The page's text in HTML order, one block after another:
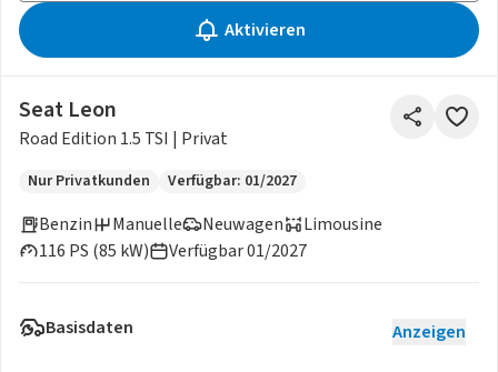
Aktivieren
Seat Leon
Road Edition 1.5 TSI | Privat
Nur Privatkunden Verfügbar: 01/2027
Benzin
Neuwagen
116 PS (85 kW)
Manuelle
Limousine
Verfügbar 01/2027
Basisdaten Anzeigen